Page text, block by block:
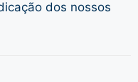
dos nossos